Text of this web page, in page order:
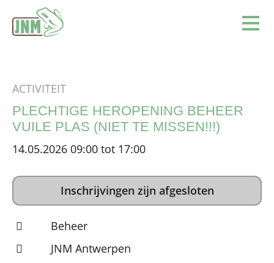
ACTIVITEIT
PLECHTIGE HEROPENING BEHEER
VUILE PLAS (NIET TE MISSEN!!!)
14.05.2026 09:00 tot 17:00
Inschrijvingen zijn afgesloten
Beheer
JNM Antwerpen